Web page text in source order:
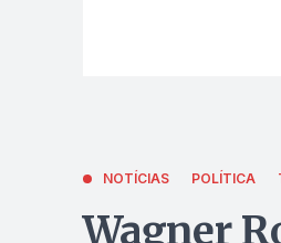
NOTÍCIAS POLÍTICA
Wagner